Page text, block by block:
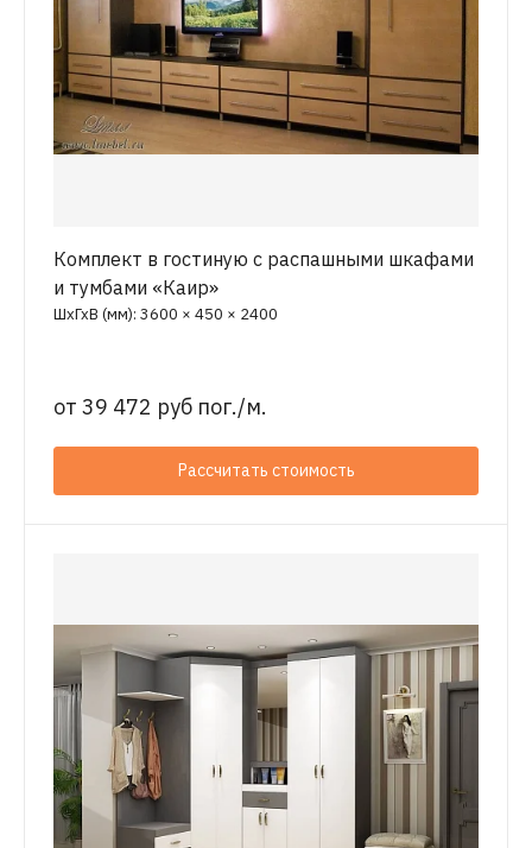
Комплект в гостиную с распашными шкафами
и тумбами «Каир»
ШхГхВ (мм): 3600 × 450 × 2400
от 39 472 руб пог./м.
Рассчитать стоимость